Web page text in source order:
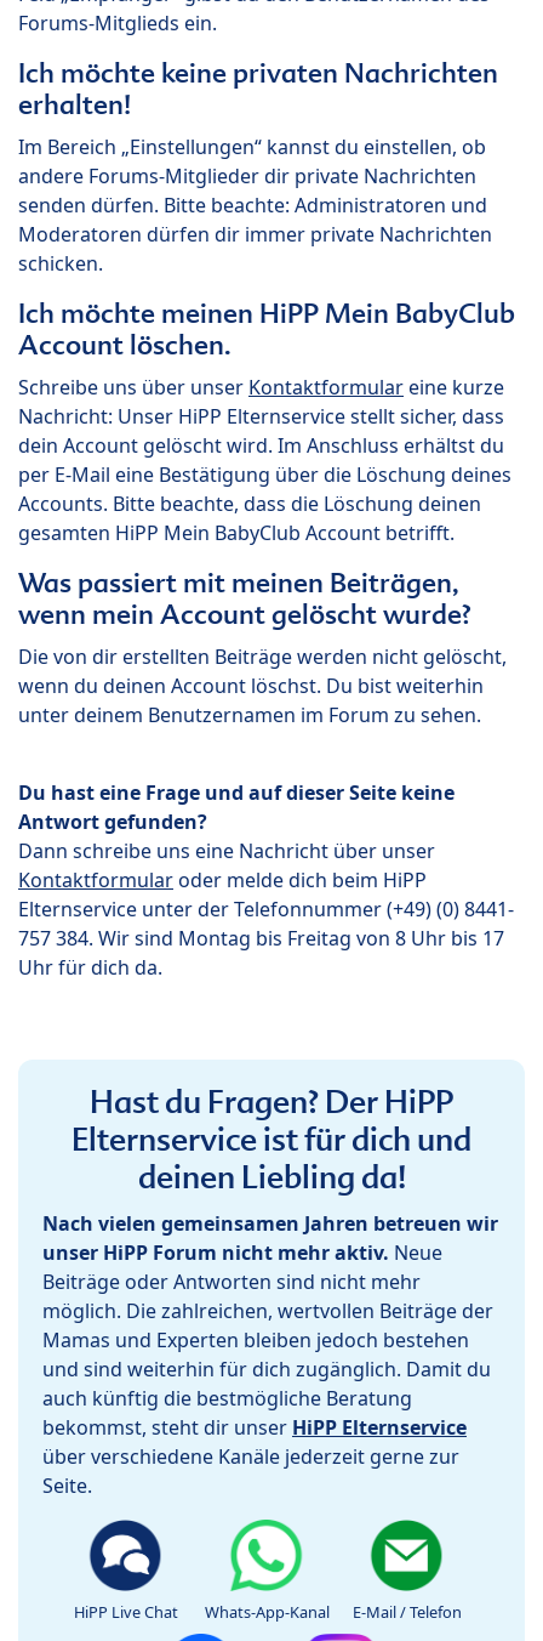
Forums-Mitglieds ein.
Ich möchte keine privaten Nachrichten
erhalten!
Im Bereich „Einstellungen“ kannst du einstellen, ob
andere Forums-Mitglieder dir private Nachrichten
senden dürfen. Bitte beachte: Administratoren und
Moderatoren dürfen dir immer private Nachrichten
schicken.
Ich möchte meinen HiPP Mein BabyClub
Account löschen.
Schreibe uns über unser Kontaktformulareine kurze
Nachricht: Unser HiPP Elternservice stellt sicher, dass
dein Account gelöscht wird. Im Anschluss erhältst du
per E-Mail eine Bestätigung über die Löschung deines
Accounts. Bitte beachte, dass die Löschung deinen
gesamten HiPP Mein BabyClub Account betrifft.
Was passiert mit meinen Beiträgen,
wenn mein Account gelöscht wurde?
Die von dir erstellten Beiträge werden nicht gelöscht,
wenn du deinen Account löschst. Du bist weiterhin
unter deinem Benutzernamen im Forum zu sehen.
Du hast eine Frage und auf dieser Seite keine
Antwort gefunden?
Dann schreibe uns eine Nachricht über unser
Kontaktformularoder melde dich beim HiPP
Elternservice unter der Telefonnummer (+49) (0) 8441-
757 384. Wir sind Montag bis Freitag von 8 Uhr bis 17
Uhr für dich da.
Hast du Fragen? Der HiPP
Elternservice ist für dich und
deinen Liebling da!
Nach vielen gemeinsamen Jahren betreuen wir
unser HiPP Forum nicht mehr aktiv. Neue
Beiträge oder Antworten sind nicht mehr
möglich. Die zahlreichen, wertvollen Beiträge der
Mamas und Experten bleiben jedoch bestehen
und sind weiterhin für dich zugänglich. Damit du
auch künftig die bestmögliche Beratung
bekommst, steht dir unser HiPP Elternservice
über verschiedene Kanäle jederzeit gerne zur
Seite.
HiPP Live Chat Whats-App-Kanal E-Mail / Telefon